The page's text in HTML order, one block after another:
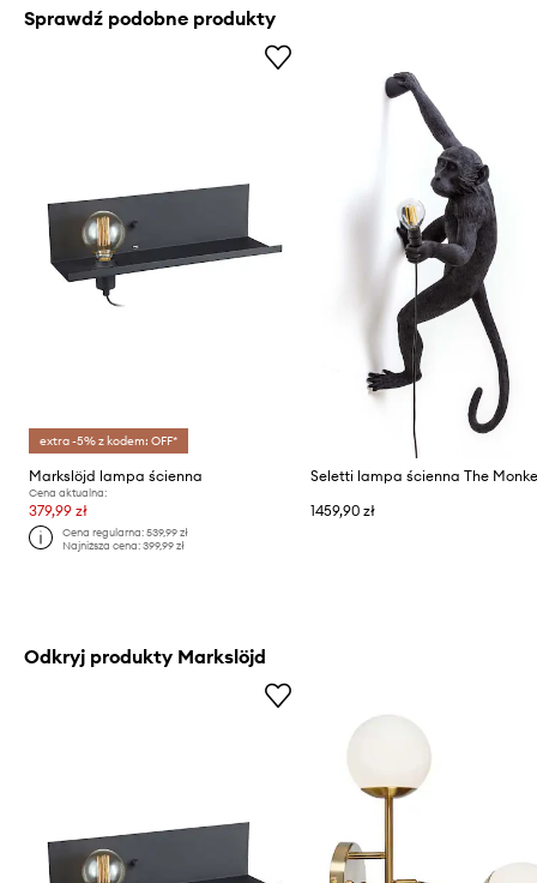
Sprawdź podobne produkty
extra -5% z kodem: OFF*
Markslöjd lampa ścienna
Cena aktualna:
379,99 zł
Cena regularna:539,99 zł
Najniższa cena:399,99 zł
1459,90 zł
Odkryj produkty Markslöjd